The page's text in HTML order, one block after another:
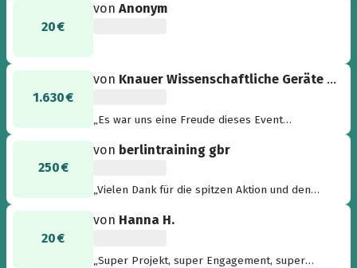
20 €
vonAnonym
1.630 €
von Knauer Wissenschaftliche Geräte GmbH
„Es war uns eine Freude dieses Event
Zweck zu sammeln! Alle für Wasser, Wasser für
250 €
von berlintraining gbr
„Vielen Dank für die spitzen Aktion und den
20 €
von Hanna H.
„Super Projekt, super Engagement, super